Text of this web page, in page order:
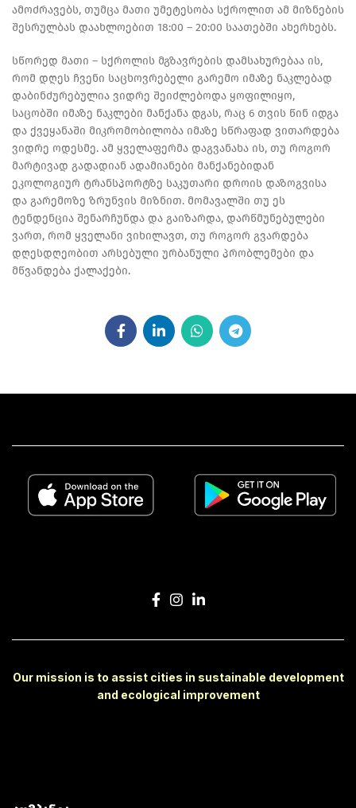
ამოძრავებს, თუმცა მათი უმეტესობა სქროლით ამ მიზნების
შესრულბას დაახლოებით 18:00 – 20:00 საათებში ახერხებს.
სწორედ მათი – სქროლის მგზავრების დამსახურებაა ის,
რომ დღეს ჩვენი საცხოვრებელი გარემო იმაზე ნაკლებად
დაბინძურებულია ვიდრე შეიძლებოდა ყოფილიყო,
საცობში იმაზე ნაკლები მანქანა დგას, რაც 6 თვის წინ იდგა
და ქვეყანაში მიკრომობილობა იმაზე სწრაფად ვითარდება
ვიდრე ოდესმე. ამ ყველაფერმა დაგვანახა ის, თუ როგორ
მარტივად გადადიან ადამიანები მანქანებიდან
ეკოლოგიურ ტრანსპორტზე საკუთარი დროის დაზოგვისა
და გარემოზე ზრუნვის მიზნით. მომავალში თუ ეს
ტენდენცია შენარჩუნდა და გაიზარდა, დარწმუნებულები
ვართ, რომ ყველანი ვიხილავთ, თუ როგორ გვარდება
დღესდღეობით არსებული ურბანული პრობლემები და
მწვანდება ქალაქები.
Our mission is to assist cities in sustainable development
and ecological improvement